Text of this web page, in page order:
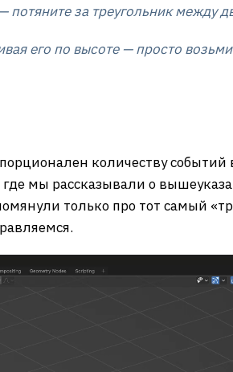
за треугольник между
его по высоте — просто
количеству
мы рассказывали о
только про тот самый